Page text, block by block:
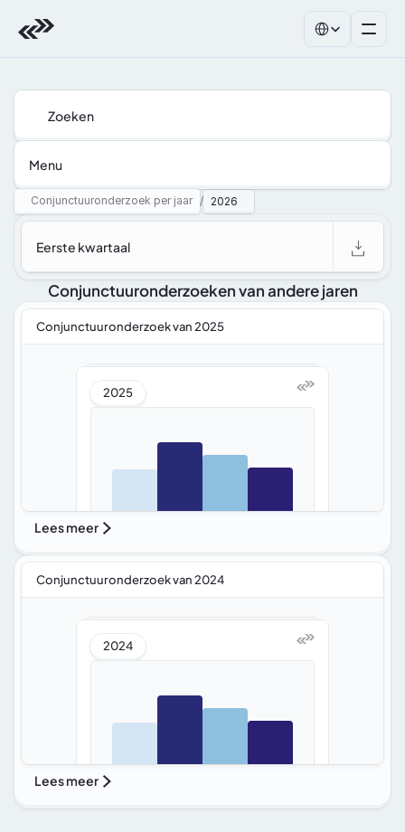
Menu
Zoeken
Conjunctuuronderzoek per jaar / 2026
Eerste kwartaal
Conjunctuuronderzoeken van andere jaren
Conjunctuuronderzoek van 2025
2025
Lees meer
Conjunctuuronderzoek van 2024
2024
Lees meer